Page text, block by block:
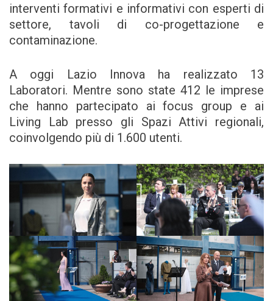
interventi formativi e informativi con esperti di
settore, tavoli di co-progettazione e
contaminazione.
A oggi Lazio Innova ha realizzato 13
Laboratori. Mentre sono state 412 le imprese
che hanno partecipato ai focus group e ai
Living Lab presso gli Spazi Attivi regionali,
coinvolgendo più di 1.600 utenti.